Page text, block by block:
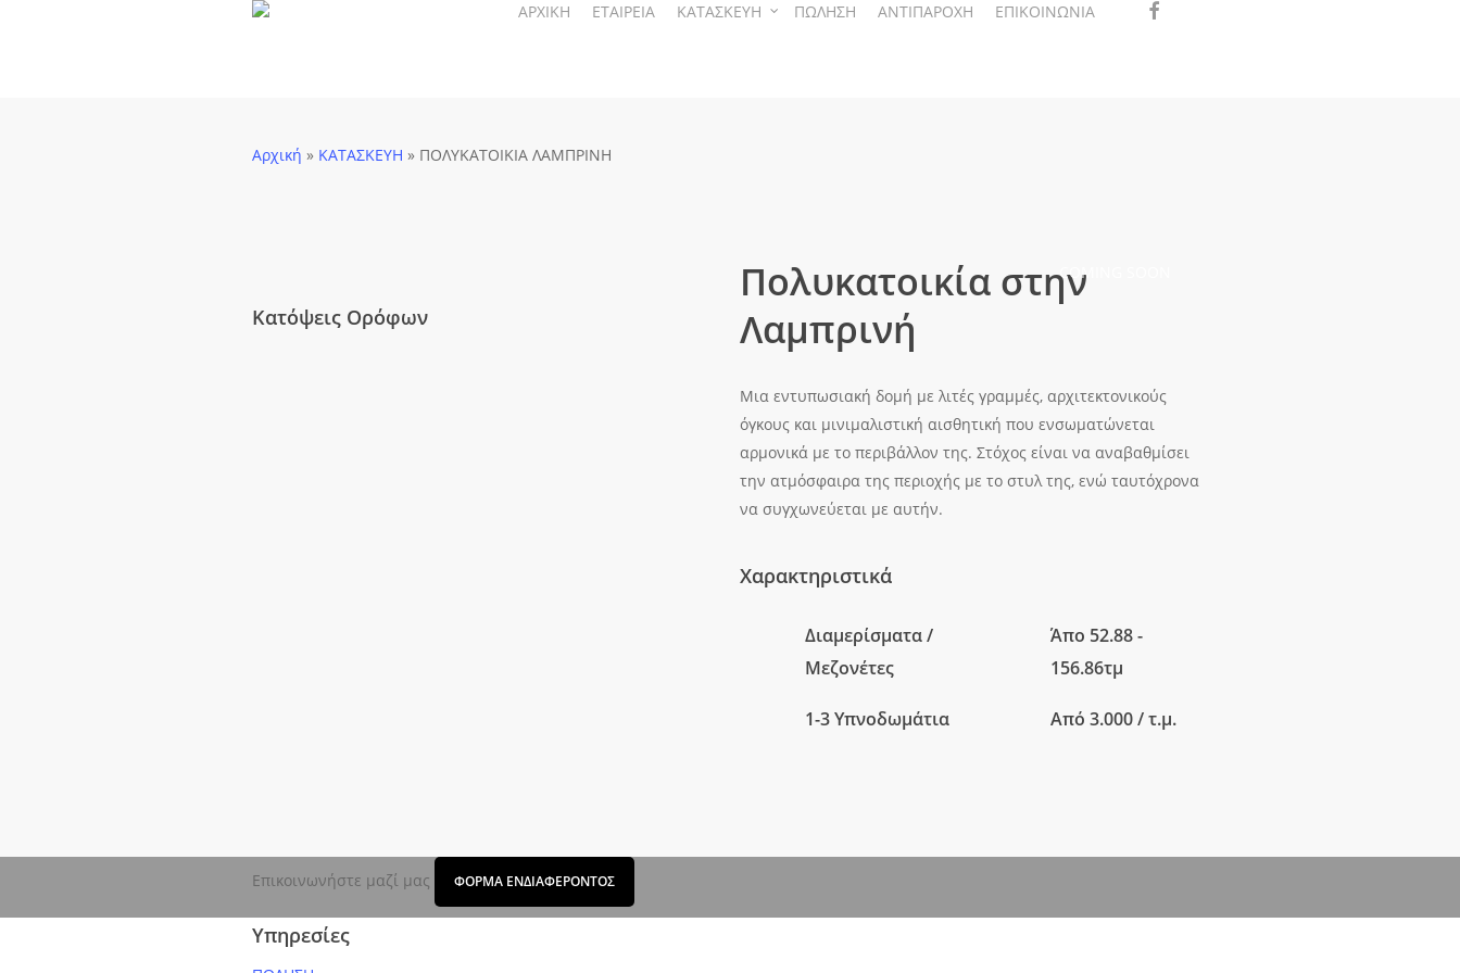
ΑΡΧΙΚΗ ΕΤΑΙΡΕΙΑ ΚΑΤΑΣΚΕΥΗ ΠΩΛΗΣΗ ΑΝΤΙΠΑΡΟΧΗ ΕΠΙΚΟΙΝΩΝΙΑ facebook
Αρχική » ΚΑΤΑΣΚΕΥΗ » ΠΟΛΥΚΑΤΟΙΚΙΑ ΛΑΜΠΡΙΝΗ
Κατόψεις Ορόφων
Πολυκατοικία στην
Λαμπρινή
COMING SOON
Μια εντυπωσιακή δομή με λιτές γραμμές, αρχιτεκτονικούς
όγκους και μινιμαλιστική αισθητική που ενσωματώνεται
αρμονικά με το περιβάλλον της. Στόχος είναι να αναβαθμίσει
την ατμόσφαιρα της περιοχής με το στυλ της, ενώ ταυτόχρονα
να συγχωνεύεται με αυτήν.
Χαρακτηριστικά
Διαμερίσματα /
Μεζονέτες
Άπο 52.88 -
156.86τμ
1-3 Υπνοδωμάτια Από 3.000 / τ.μ.
Επικοινωνήστε μαζί μας ΦΟΡΜΑ ΕΝΔΙΑΦΕΡΟΝΤΟΣ
Υπηρεσίες